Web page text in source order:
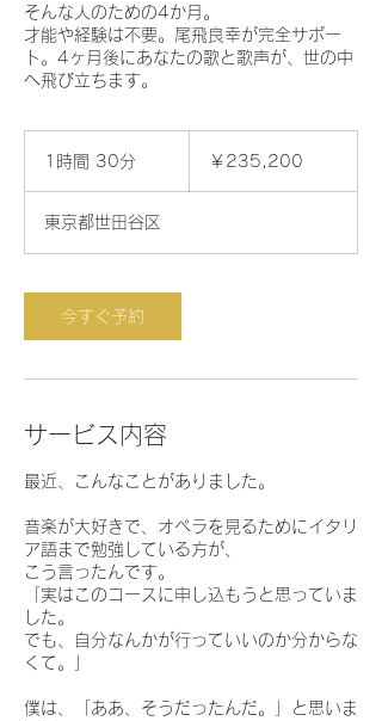
そんな人のための4か月。
才能や経験は不要。尾飛良幸が完全サポー
ト。4ヶ月後にあなたの歌と歌声が、世の中
へ飛び立ちます。
1時間 30分
0
分
￥235,200
東京都世田谷区
今すぐ予約
サービス内容
最近、こんなことがありました。
音楽が大好きで、オペラを見るためにイタリ
ア語まで勉強している方が、
こう言ったんです。
「実はこのコースに申し込もうと思っていま
した。
でも、自分なんかが行っていいのか分からな
くて。」
僕は、「ああ、そうだったんだ。」と思いま